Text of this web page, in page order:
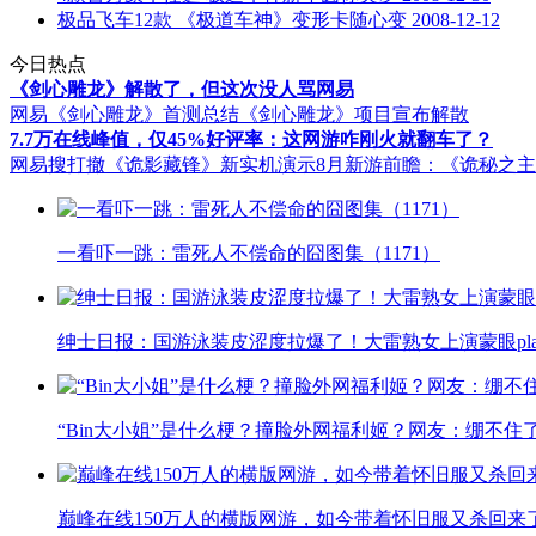
极品飞车12款 《极道车神》变形卡随心变 2008-12-12
今日热点
《剑心雕龙》解散了，但这次没人骂网易
网易《剑心雕龙》首测总结 《剑心雕龙》项目宣布解散
7.7万在线峰值，仅45%好评率：这网游咋刚火就翻车了？
网易搜打撤《诡影藏锋》新实机演示8月新游前瞻：《诡秘之
一看吓一跳：雷死人不偿命的囧图集（1171）
绅士日报：国游泳装皮涩度拉爆了！大雷熟女上演蒙眼
“Bin大小姐”是什么梗？撞脸外网福利姬？网友：绷不住
巅峰在线150万人的横版网游，如今带着怀旧服又杀回来